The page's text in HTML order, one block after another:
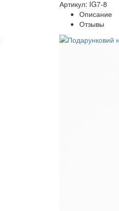
Артикул: IG7-8
Описание
Отзывы